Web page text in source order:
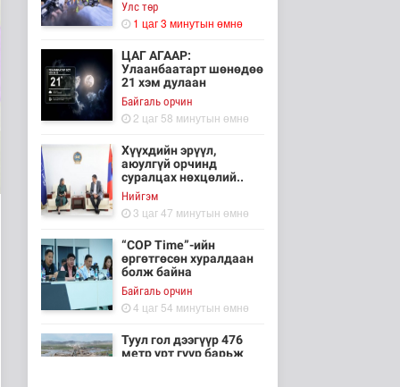
Улс төр
1 цаг 3 минутын өмнө
ЦАГ АГААР:
Улаанбаатарт шөнөдөө
21 хэм дулаан
Байгаль орчин
2 цаг 58 минутын өмнө
Хүүхдийн эрүүл,
аюулгүй орчинд
суралцах нөхцөлий..
Нийгэм
3 цаг 47 минутын өмнө
“COP Time”-ийн
өргөтгөсөн хуралдаан
болж байна
Байгаль орчин
4 цаг 54 минутын өмнө
Туул гол дээгүүр 476
метр урт гүүр барьж